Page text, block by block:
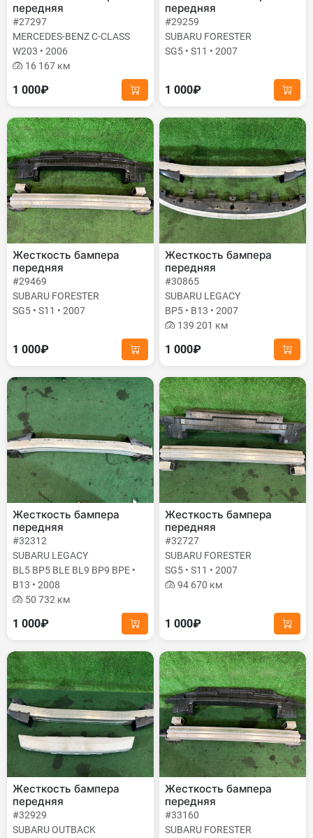
передняя
#27297
MERCEDES-BENZ C-CLASS
W203 • 2006
16 167 км
1 000₽
передняя
#29259
SUBARU FORESTER
SG5 • S11 • 2007
1 000₽
Жесткость бампера
передняя
#29469
SUBARU FORESTER
SG5 • S11 • 2007
1 000₽
Жесткость бампера
передняя
#30865
SUBARU LEGACY
BP5 • B13 • 2007
139 201 км
1 000₽
Жесткость бампера
передняя
#32312
SUBARU LEGACY
BL5 BP5 BLE BL9 BP9 BPE •
B13 • 2008
50 732 км
1 000₽
Жесткость бампера
передняя
#32727
SUBARU FORESTER
SG5 • S11 • 2007
94 670 км
1 000₽
Жесткость бампера
передняя
#32929
SUBARU OUTBACK
Жесткость бампера
передняя
#33160
SUBARU FORESTER